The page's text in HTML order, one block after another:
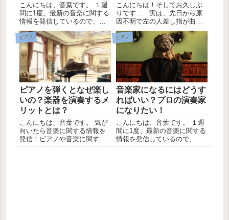
こんにちは、音葉です。 １週
間に1度、最新の音楽に関する
情報を発信しているので、
LINEの友達登録お願いしま
す。 ピアノを始めた方がまず
目指すのは、楽譜が読めるよ
うになったり、正確なリズム
で演奏することだと思いま
す。 ピアノ以外のことでも
そ...
こんにちは！そしてお久しぶ
りです… 実は、先日から原
因不明で左の人差し指が曲が
らず、少しお休みさせていた
だいていました。今日、やっ
との思いで整形に行ってきま
した。ピアノとオーボエをし
ていることを伝えた瞬間、
「使いすぎ。」と言われてう
れしいの...
ピアノ
ピアノを弾くとなぜ楽し
いの？楽器を演奏するメ
リットとは？
こんにちは、音葉です。 気が
向いたら音楽に関する情報を
発信！ピアノや音楽に関する
ピアノ
音楽家になるにはどうす
ればいい？プロの演奏家
になりたい！
こんにちは、音葉です。 １週
間に1度、最新の音楽に関する
情報を発信しているので、